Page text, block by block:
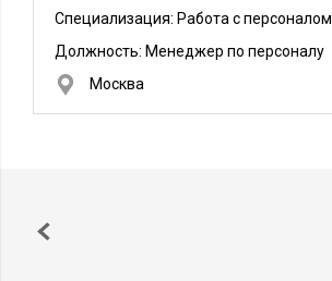
Специализация: Работа с персоналом
Должность: Менеджер по персоналу
Москва